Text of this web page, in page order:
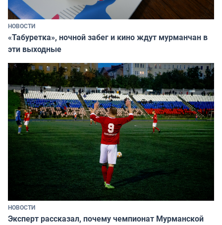
НОВОСТИ
«Табуретка», ночной забег и кино ждут мурманчан в
эти выходные
НОВОСТИ
Эксперт рассказал, почему чемпионат Мурманской